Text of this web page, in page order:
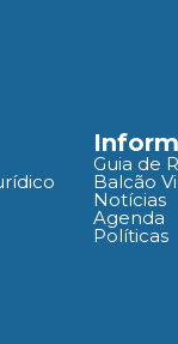
Guia de
Balcão
Notícias
Agenda
Políticas